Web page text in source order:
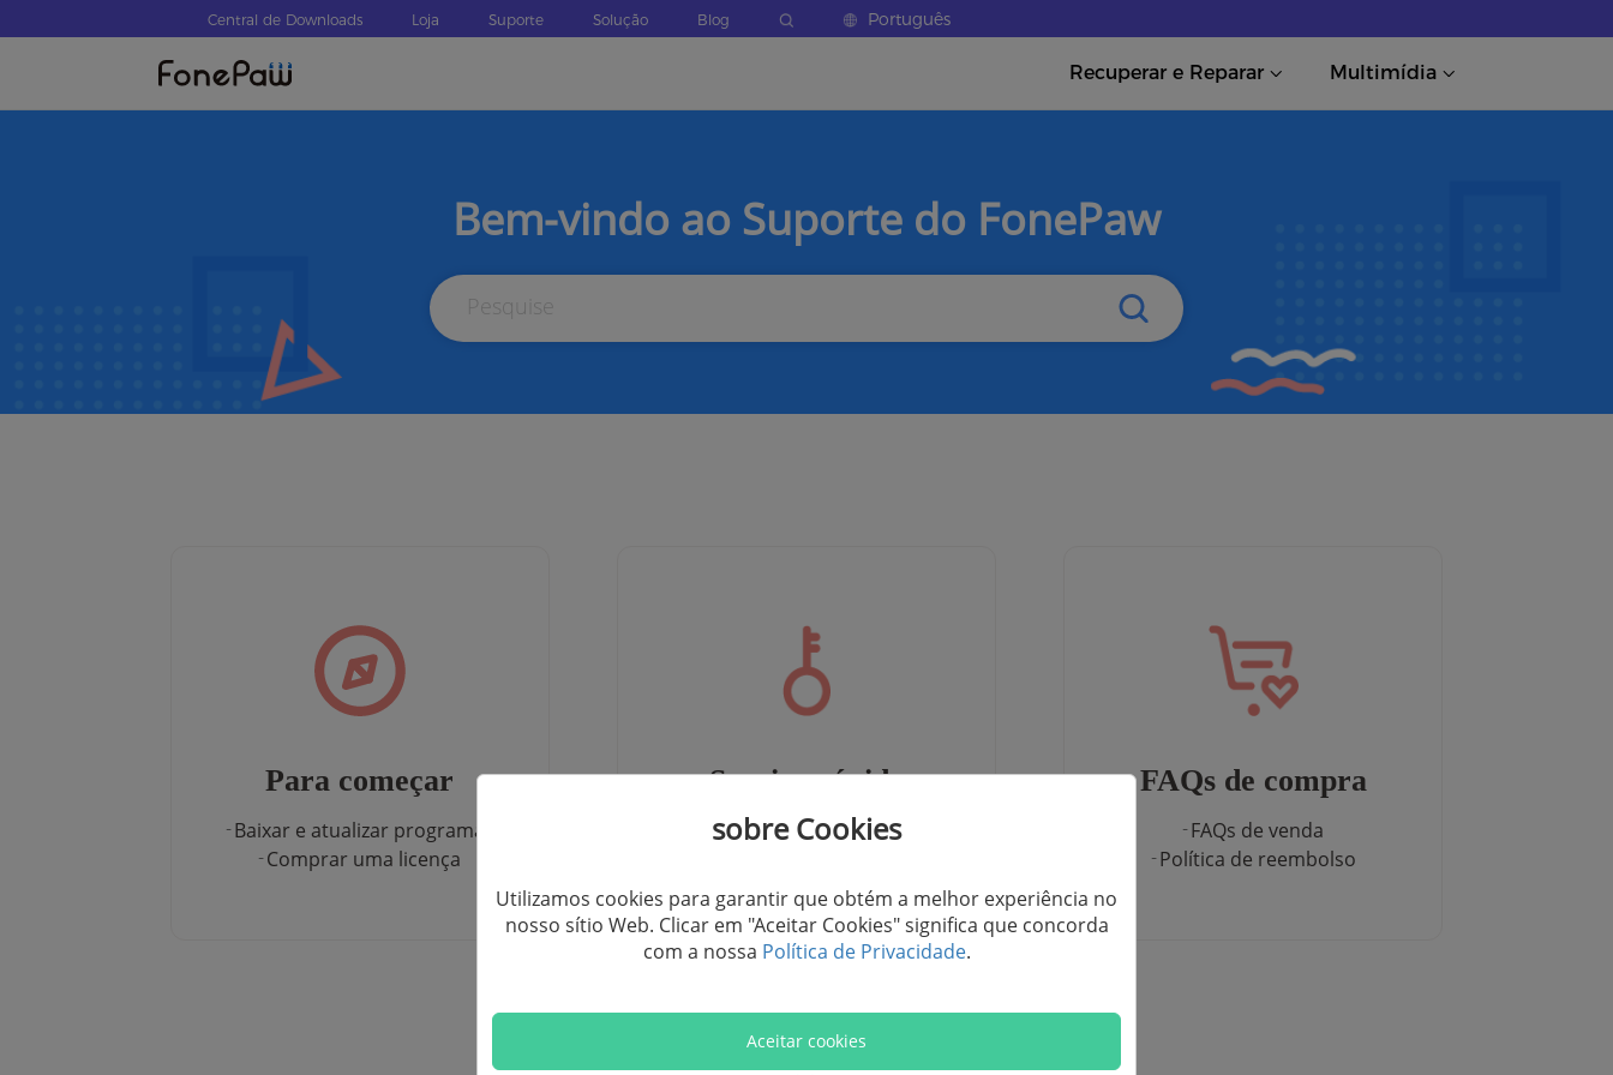
Central de Downloads Loja Suporte Solução Blog Português
Recuperar e Reparar Multimídia
Bem-vindo ao Suporte do FonePaw
Para começar
Baixar e atualizar programas
Comprar uma licença
Serviço rápido
Recuperação de licença
FAQs de compra
FAQs de venda
Política de reembolso
sobre Cookies
Utilizamos cookies para garantir que obtém a melhor experiência no
nosso sítio Web. Clicar em "Aceitar Cookies" significa que concorda
com a nossa Política de Privacidade.
Aceitar cookies